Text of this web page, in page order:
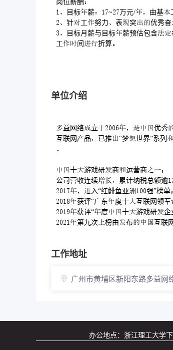
岗位薪酬
目标薪~万元/由基
针工努力表突优秀奋
目标月薪与目标薪预估包含
工间折算
单位介绍
益网络立优秀
互联网产品已推“梦世界”系

十游戏研商运营商
公司营收连续增长累计纳税总额逾
入“红鲱鱼亚洲强”榜单
获评“广东度十互联网领军
获评“度十游戏研
第九次榜由布互联网
工作地址
广州市黄埔区新阳东路多益网
办公地点：浙江理工大学